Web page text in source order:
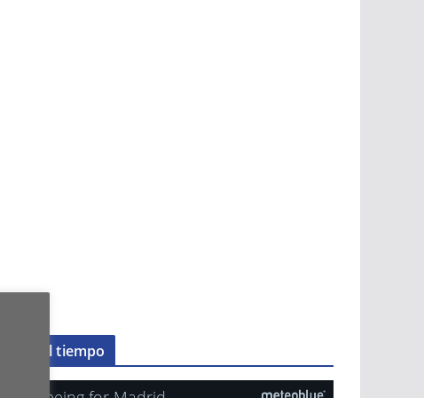
El tiempo